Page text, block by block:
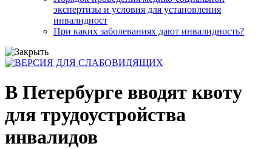
экспертизы и условия для установления
инвалидност
При каких заболеваниях дают инвалидность?
В Петербурге вводят квоту
для трудоустройства
инвалидов